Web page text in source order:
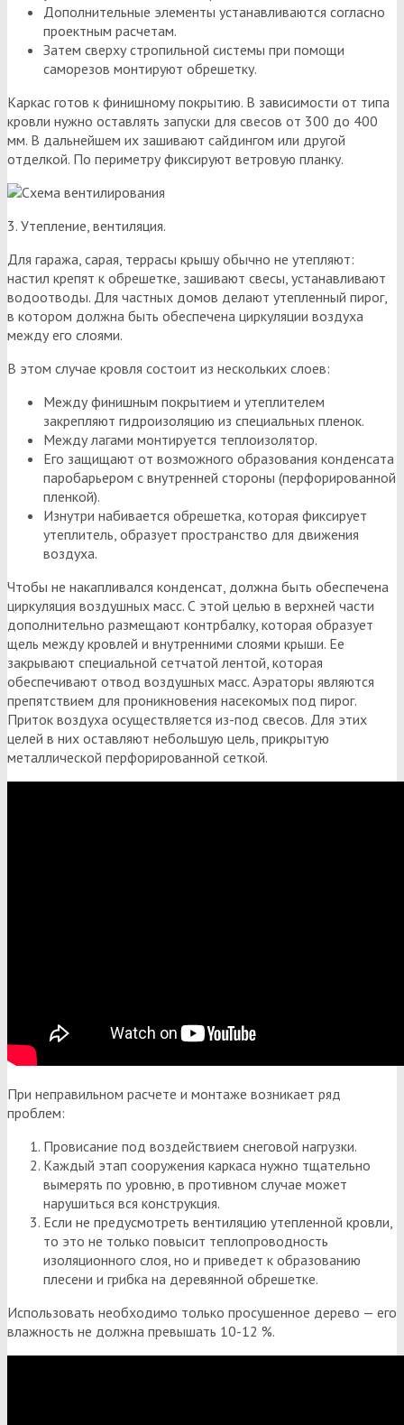
Дополнительные элементы устанавливаются согласно
проектным расчетам.
Затем сверху стропильной системы при помощи
саморезов монтируют обрешетку.
Каркас готов к финишному покрытию. В зависимости от типа
кровли нужно оставлять запуски для свесов от 300 до 400
мм. В дальнейшем их зашивают сайдингом или другой
отделкой. По периметру фиксируют ветровую планку.
3. Утепление, вентиляция.
Для гаража, сарая, террасы крышу обычно не утепляют:
настил крепят к обрешетке, зашивают свесы, устанавливают
водоотводы. Для частных домов делают утепленный пирог,
в котором должна быть обеспечена циркуляции воздуха
между его слоями.
В этом случае кровля состоит из нескольких слоев:
Между финишным покрытием и утеплителем
закрепляют гидроизоляцию из специальных пленок.
Между лагами монтируется теплоизолятор.
Его защищают от возможного образования конденсата
паробарьером с внутренней стороны (перфорированной
пленкой).
Изнутри набивается обрешетка, которая фиксирует
утеплитель, образует пространство для движения
воздуха.
Чтобы не накапливался конденсат, должна быть обеспечена
циркуляция воздушных масс. С этой целью в верхней части
дополнительно размещают контрбалку, которая образует
щель между кровлей и внутренними слоями крыши. Ее
закрывают специальной сетчатой лентой, которая
обеспечивают отвод воздушных масс. Аэраторы являются
препятствием для проникновения насекомых под пирог.
Приток воздуха осуществляется из-под свесов. Для этих
целей в них оставляют небольшую цель, прикрытую
металлической перфорированной сеткой.
При неправильном расчете и монтаже возникает ряд
проблем:
Провисание под воздействием снеговой нагрузки.
Каждый этап сооружения каркаса нужно тщательно
вымерять по уровню, в противном случае может
нарушиться вся конструкция.
Если не предусмотреть вентиляцию утепленной кровли,
то это не только повысит теплопроводность
изоляционного слоя, но и приведет к образованию
плесени и грибка на деревянной обрешетке.
Использовать необходимо только просушенное дерево — его
влажность не должна превышать 10-12 %.